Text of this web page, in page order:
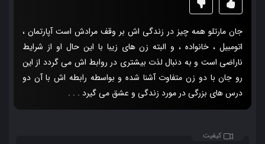
جان مارتلو همه چیز در زندگی اش بر وقف مرادش است آپارتمان ،
اتومبیل ،‌ خانواده ، و البته زن های زیبا با این حال او از شرایط
ناراضی است و به دنبال لذت بیشتری در روابط اش می گردد از این
رو جان با دو زن متفاوت آشنا شده و بواسطه رابطه اش با آن دو
درس های بزرگی در مورد زندگی و عشق می گیرد . . .
کیفیت